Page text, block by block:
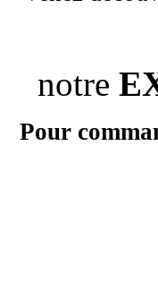
notre
Pour